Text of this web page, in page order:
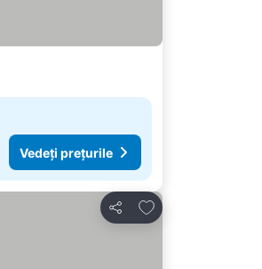
Vedeți prețurile
Distribuiți
Adăugaţi la favorite